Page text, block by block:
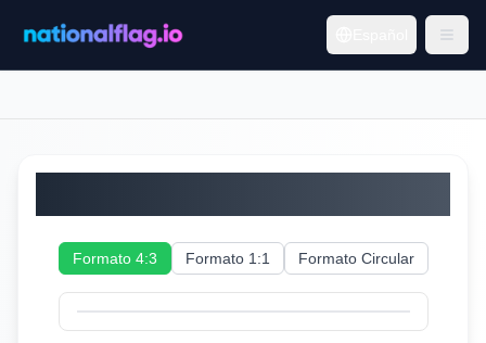
Formato 4:3 Formato 1:1 Formato Circular